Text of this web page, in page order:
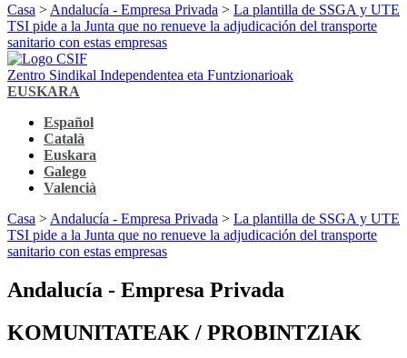
Casa > Andalucía - Empresa Privada > La plantilla de SSGA y UTE
TSI pide a la Junta que no renueve la adjudicación del transporte
sanitario con estas empresas
Zentro Sindikal Independentea eta Funtzionarioak
EUSKARA
Español
Català
Euskara
Galego
Valencià
Casa > Andalucía - Empresa Privada > La plantilla de SSGA y UTE
TSI pide a la Junta que no renueve la adjudicación del transporte
sanitario con estas empresas
Andalucía - Empresa Privada
KOMUNITATEAK / PROBINTZIAK